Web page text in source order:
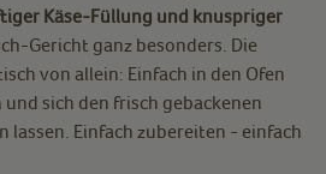
Käse-Füllung und knuspriger
Gericht ganz besonders. Die
von allein: Einfach in den Ofen
sich den frisch gebackenen
lassen. Einfach zubereiten - einfach